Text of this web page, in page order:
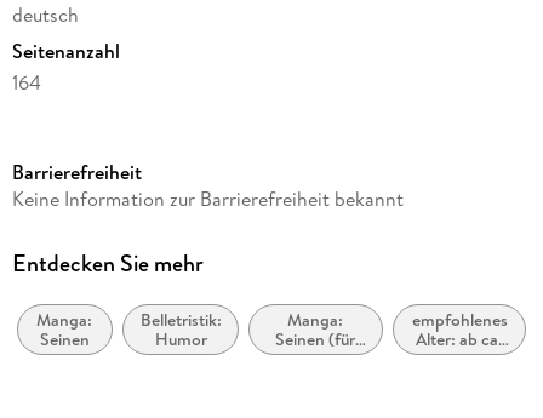
deutsch
Seitenanzahl
164
Reihe
Autor/Autorin
Übersetzung
Benjamin Leimser
Barrierefreiheit
Keine Information zur Barrierefreiheit bekannt
Entdecken Sie mehr
Manga:
Seinen
Belletristik:
Humor
Manga:
Seinen (für
Männer)
empfohlenes
Alter: ab ca.
16 Jahren